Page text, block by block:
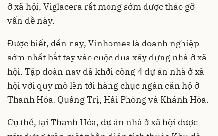
ở xã hội, Viglacera rất mong sớm được tháo gỡ
vấn đề này.
Được biết, đến nay, Vinhomes là doanh nghiệp
sớm nhất bắt tay vào cuộc đua xây dựng nhà ở xã
hội. Tập đoàn này đã khởi công 4 dự án nhà ở xã
hội với quy mô lên tới hàng chục ngàn căn hộ ở
Thanh Hóa, Quảng Trị, Hải Phòng và Khánh Hòa.
Cụ thể, tại Thanh Hóa, dự án nhà ở xã hội được